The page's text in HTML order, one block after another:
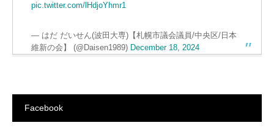
pic.twitter.com/lHdjoYhmr1
— はだ だいせん(波田大専)【札幌市議会議員/中央区/日本
維新の会】 (@Daisen1989) December 18, 2024
Facebook